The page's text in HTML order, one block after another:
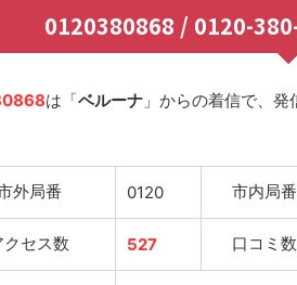
0120380868 / 0120-
は「ベルーナ 」からの着信で、
外局番 0120 市内局番
クセス数 527 口コミ数